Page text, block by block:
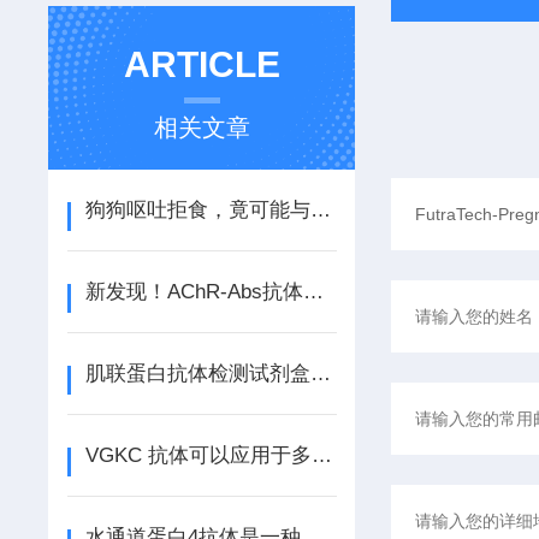
ARTICLE
相关文章
狗狗呕吐拒食，竟可能与这一罕见病有关？！
新发现！AChR-Abs抗体变化率与重症肌无力复发风险密切相关
肌联蛋白抗体检测试剂盒的这些知识值得我们学习
VGKC 抗体可以应用于多个神经学领域中